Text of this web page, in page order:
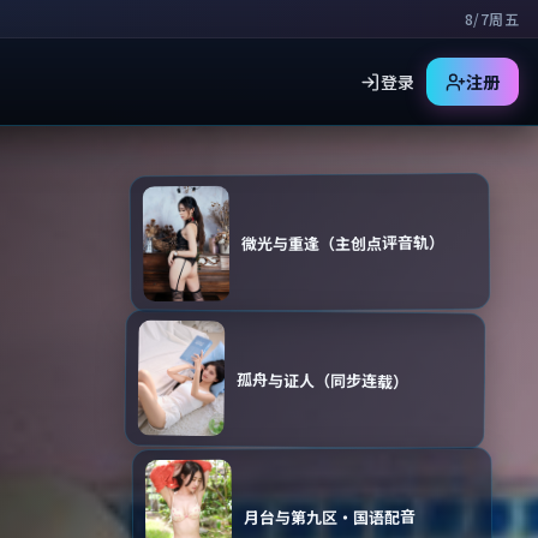
8/7周五
登录 注册
微光与重逢（主创点评音轨）
孤舟与证人（同步连载）
月台与第九区·国语配音